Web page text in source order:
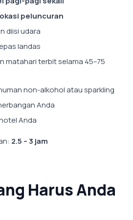
peluncuran
diisi udara
landas
matahari terbit selama 45–75
non-alkohol atau sparkling
Anda
Anda
2.5 – 3 jam
Harus Anda